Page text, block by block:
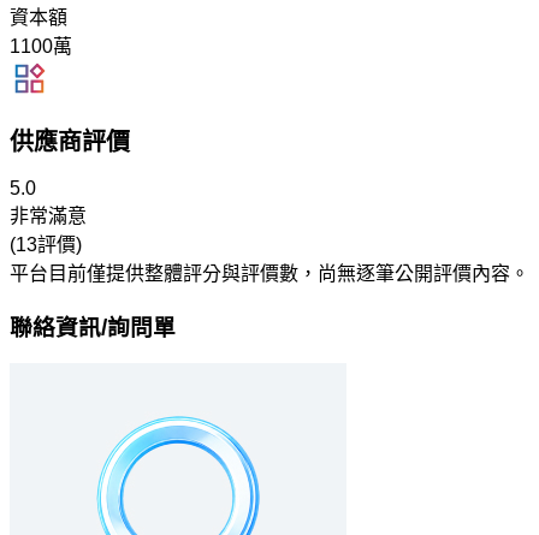
資本額
1100萬
供應商評價
5.0
非常滿意
(13評價)
平台目前僅提供整體評分與評價數，尚無逐筆公開評價內容。
聯絡資訊/詢問單